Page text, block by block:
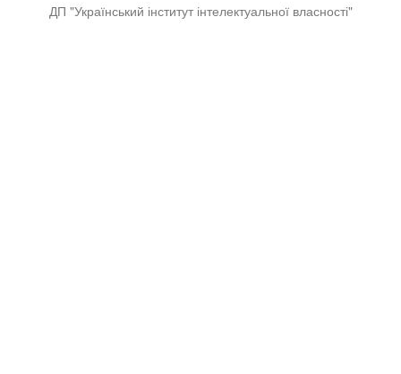
ДП "Український інститут інтелектуальної власності"